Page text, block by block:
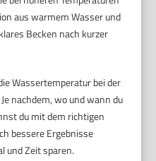
aus warmem Wasser und
Becken nach kurzer
Wassertemperatur bei der
nachdem, wo und wann du
du mit dem richtigen
bessere Ergebnisse
und Zeit sparen.